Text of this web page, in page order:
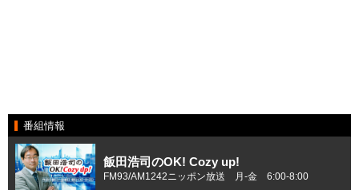
番組情報
飯田浩司のOK! Cozy up!
FM93/AM1242ニッポン放送 月-金 6:00-8:00